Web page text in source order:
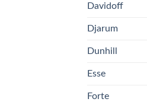
Davidoff
Djarum
Dunhill
Esse
Forte